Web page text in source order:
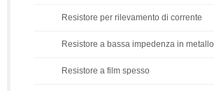
Resistore per rilevamento di corrente
Resistore a bassa impedenza in metallo
Resistore a film spesso